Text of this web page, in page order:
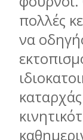
πολλές
να